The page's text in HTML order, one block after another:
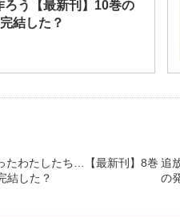
う【最新刊】10巻の
結した？
たわたしたち…【最新刊】8巻
結した？
追
の